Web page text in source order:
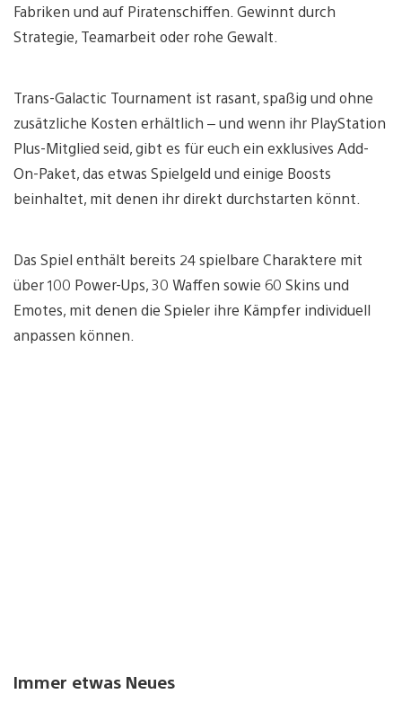
Fabriken und auf Piratenschiffen. Gewinnt durch
Strategie, Teamarbeit oder rohe Gewalt.
Trans-Galactic Tournament ist rasant, spaßig und ohne
zusätzliche Kosten erhältlich – und wenn ihr PlayStation
Plus-Mitglied seid, gibt es für euch ein exklusives Add-
On-Paket, das etwas Spielgeld und einige Boosts
beinhaltet, mit denen ihr direkt durchstarten könnt.
Das Spiel enthält bereits 24 spielbare Charaktere mit
über 100 Power-Ups, 30 Waffen sowie 60 Skins und
Emotes, mit denen die Spieler ihre Kämpfer individuell
anpassen können.
Immer etwas Neues